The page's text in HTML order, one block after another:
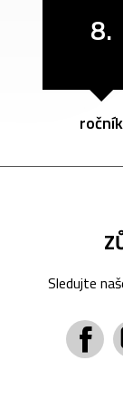
8.
ročník
Sledujte